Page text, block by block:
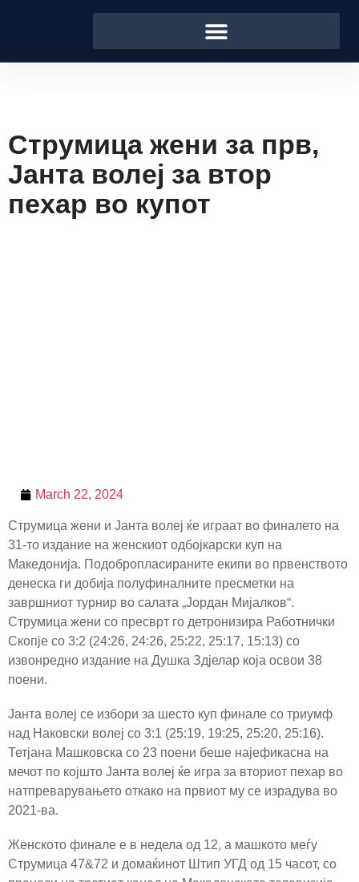
Струмица жени за прв,
Јанта волеј за втор
пехар во купот
March 22, 2024
Струмица жени и Јанта волеј ќе играат во финалето на
31-то издание на женскиот одбојкарски куп на
Македонија. Подобропласираните екипи во првенството
денеска ги добија полуфиналните пресметки на
завршниот турнир во салата „Јордан Мијалков“.
Струмица жени со пресврт го детронизира Работнички
Скопје со 3:2 (24:26, 24:26, 25:22, 25:17, 15:13) со
извонредно издание на Душка Здјелар која освои 38
поени.
Јанта волеј се избори за шесто куп финале со триумф
над Наковски волеј со 3:1 (25:19, 19:25, 25:20, 25:16).
Тетјана Машковска со 23 поени беше најефикасна на
мечот по којшто Јанта волеј ќе игра за вториот пехар во
натпреварувањето откако на првиот му се израдува во
2021-ва.
Женското финале е в недела од 12, а машкото меѓу
Струмица 47&72 и домаќинот Штип УГД од 15 часот, со